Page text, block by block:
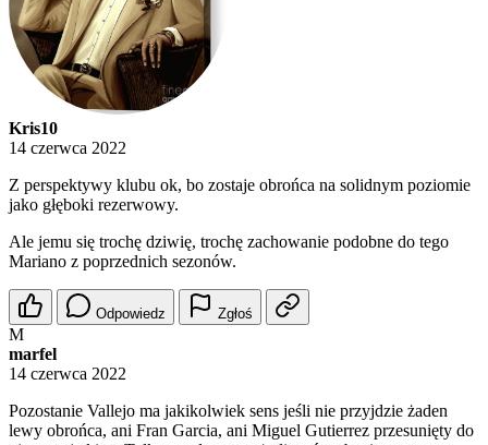
Kris10
14 czerwca 2022
Z perspektywy klubu ok, bo zostaje obrońca na solidnym poziomie
jako głęboki rezerwowy.
Ale jemu się trochę dziwię, trochę zachowanie podobne do tego
Mariano z poprzednich sezonów.
Odpowiedz Zgłoś
M
marfel
14 czerwca 2022
Pozostanie Vallejo ma jakikolwiek sens jeśli nie przyjdzie żaden
lewy obrońca, ani Fran Garcia, ani Miguel Gutierrez przesunięty do